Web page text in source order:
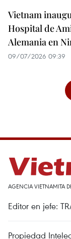
Vietnam
Hospital de
Alemania en
09/07/2026 09:39
AGENCIA VIETNAMITA
Editor en jefe:
Propiedad